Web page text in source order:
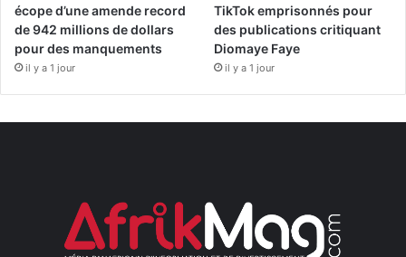
écope d’une amende record
de 942 millions de dollars
pour des manquements
il y a 1 jour
TikTok emprisonnés pour
des publications critiquant
Diomaye Faye
il y a 1 jour